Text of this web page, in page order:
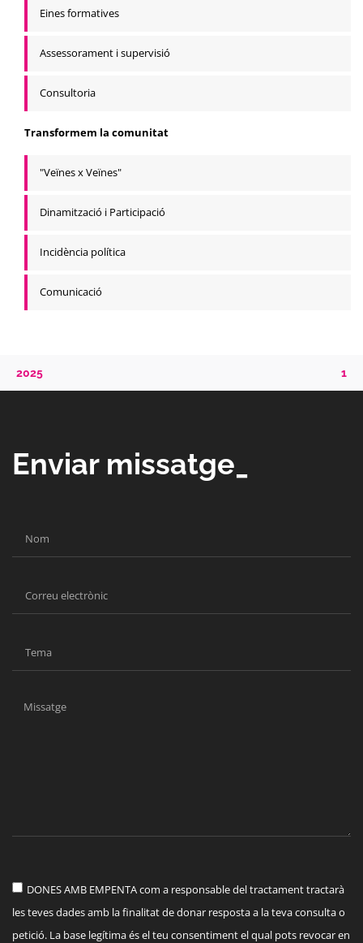
Eines formatives
Assessorament i supervisió
Consultoria
Transformem la comunitat
"Veïnes x Veïnes"
Dinamització i Participació
Incidència política
Comunicació
2025 1
Enviar missatge_
DONES AMB EMPENTA com a responsable del tractament tractarà
les teves dades amb la finalitat de donar resposta a la teva consulta o
petició. La base legítima és el teu consentiment el qual pots revocar en